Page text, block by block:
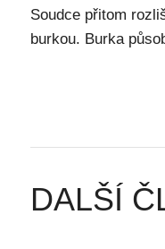
Soudce přitom
burkou. Burka
DALŠÍ